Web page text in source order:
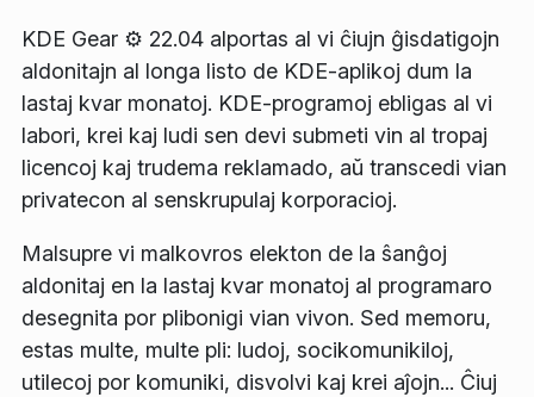
KDE Gear ⚙️ 22.04 alportas al vi ĉiujn ĝisdatigojn
aldonitajn al longa listo de KDE-aplikoj dum la
lastaj kvar monatoj. KDE-programoj ebligas al vi
labori, krei kaj ludi sen devi submeti vin al tropaj
licencoj kaj trudema reklamado, aŭ transcedi vian
privatecon al senskrupulaj korporacioj.
Malsupre vi malkovros elekton de la ŝanĝoj
aldonitaj en la lastaj kvar monatoj al programaro
desegnita por plibonigi vian vivon. Sed memoru,
estas multe, multe pli: ludoj, socikomunikiloj,
utilecoj por komuniki, disvolvi kaj krei aĵojn... Ĉiuj